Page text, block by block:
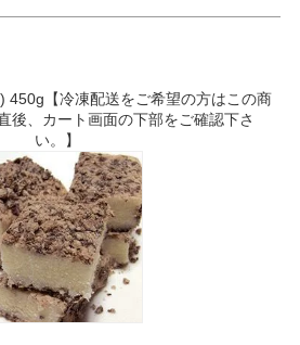
450g【冷凍配送をご希望の方はこの商
後、カート画面の下部をご確認下さ
い。】